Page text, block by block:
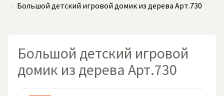
Большой детский игровой домик из дерева Арт.730
Большой детский игровой
домик из дерева Арт.730